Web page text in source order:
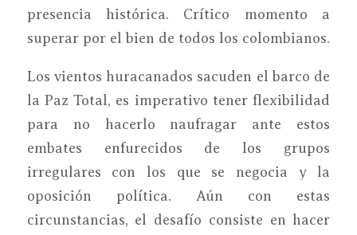
presencia histórica. Crítico momento a
superar por el bien de todos los colombianos.
Los vientos huracanados sacuden el barco de
la Paz Total, es imperativo tener flexibilidad
para no hacerlo naufragar ante estos
embates enfurecidos de los grupos
irregulares con los que se negocia y la
oposición política. Aún con estas
circunstancias, el desafío consiste en hacer